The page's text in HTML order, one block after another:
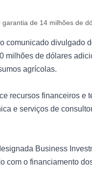
garantia de 14 milhões de
comunicado divulgado
milhões de dólares
agrícolas.
recursos financeiros e
e serviços de
Business
com o financiamento